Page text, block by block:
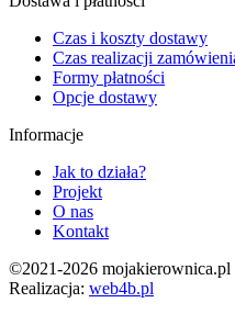
Czas i koszty dostawy
Czas realizacji
Formy płatności
Opcje dostawy
Informacje
Jak to działa?
Projekt
O nas
Kontakt
©2021-2026 mojakierownica.pl
Realizacja: web4b.pl